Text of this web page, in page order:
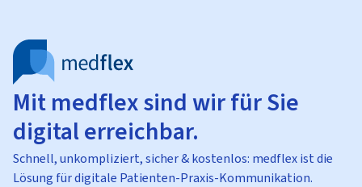
Mit medflex sind wir für Sie
digital erreichbar.
Schnell, unkompliziert, sicher & kostenlos: medflex ist die
Lösung für digitale Patienten-Praxis-Kommunikation.